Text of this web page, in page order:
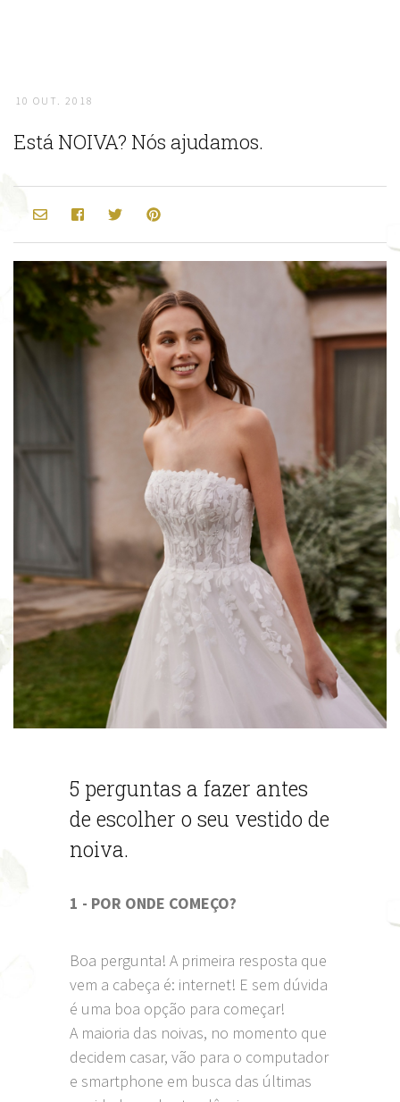
10 OUT. 2018
Está NOIVA? Nós ajudamos.
5 perguntas a fazer antes
de escolher o seu vestido de
noiva.
1 - POR ONDE COMEÇO?
Boa pergunta! A primeira resposta que
vem a cabeça é: internet! E sem dúvida
é uma boa opção para começar!
A maioria das noivas, no momento que
decidem casar, vão para o computador
e smartphone em busca das últimas